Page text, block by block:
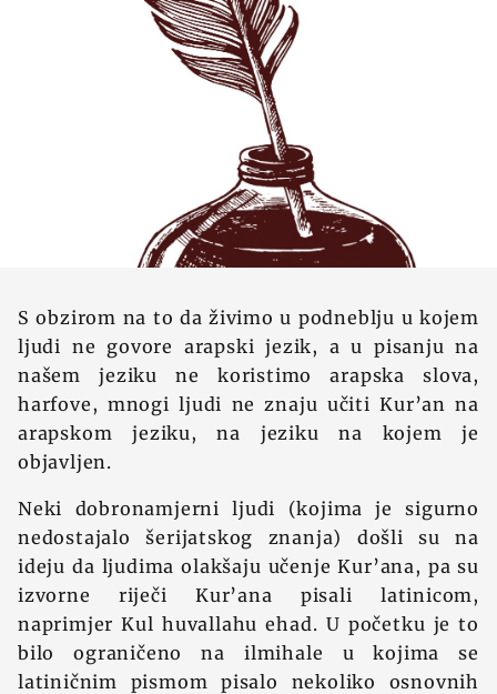
S obzirom na to da živimo u podneblju u kojem
ljudi ne govore arapski jezik, a u pisanju na
našem jeziku ne koristimo arapska slova,
harfove, mnogi ljudi ne znaju učiti Kur’an na
arapskom jeziku, na jeziku na kojem je
objavljen.
Neki dobronamjerni ljudi (kojima je sigurno
nedostajalo šerijatskog znanja) došli su na
ideju da ljudima olakšaju učenje Kur’ana, pa su
izvorne riječi Kur’ana pisali latinicom,
naprimjer Kul huvallahu ehad. U početku je to
bilo ograničeno na ilmihale u kojima se
latiničnim pismom pisalo nekoliko osnovnih